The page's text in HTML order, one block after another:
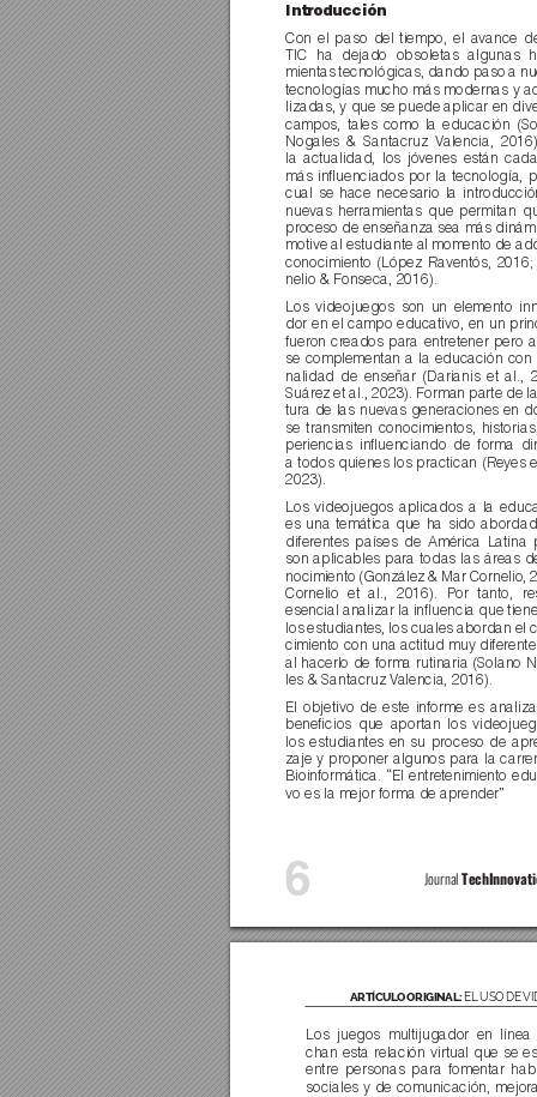
Journal
6
Introducción
Con el paso del tiempo, el avance
TIC ha dejado obsoletas algunas
mientas tecnológicas, dando paso a
tecnologías mucho más modernas y
lizadas, y que se puede aplicar en
campos, tales como la educación
Nogales & Santacruz Valencia,
la actualidad, los jóvenes están
más inﬂuenciados por la tecnología,
cual se hace necesario la
nuevas herramientas que permitan
proceso de enseñanza sea más
motive al estudiante al momento de
conocimiento (López Raventós, 2016;
nelio & Fonseca, 2016).
Los videojuegos son un elemento
dor en el campo educativo, en un
fueron creados para entretener pero
se complementan a la educación con
nalidad de enseñar (Darianis et al.,
Suárez et al., 2023). Forman parte de
tura de las nuevas generaciones en
se transmiten conocimientos,
periencias inﬂuenciando de forma
a todos quienes los practican (Reyes
2023).
Los videojuegos aplicados a la
es una temática que ha sido
diferentes países de América Latina
son aplicables para todas las áreas
nocimiento (González & Mar Cornelio,
Cornelio et al., 2016). Por tanto,
esencial analizar la inﬂuencia que
los estudiantes, los cuales abordan el
cimiento con una actitud muy
al hacerlo de forma rutinaria (Solano
les & Santacruz Valencia, 2016).
El objetivo de este informe es
beneﬁcios que aportan los
los estudiantes en su proceso de apr
zaje y proponer algunos para la carr
Bioinformática. “El entretenimiento
vo es la mejor forma de aprender”
ARTÍCUL O ORIGINAL: EL USO DE
Los juegos multijugador en línea
chan esta relación virtual que se
entre personas para fomentar
sociales y de comunicación,